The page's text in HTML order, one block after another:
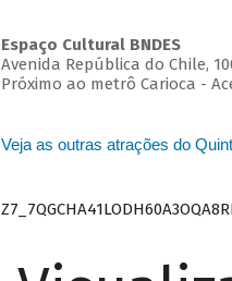
Espaço Cultural BNDES
Avenida República do Chile,
Próximo ao metrô Carioca -
Veja as outras atrações do